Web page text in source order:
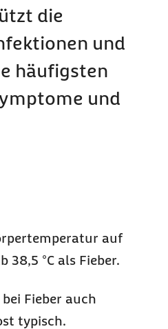
die
und
häufigsten
und
auf
38,5 °C als Fieber.
Fieber auch
typisch.